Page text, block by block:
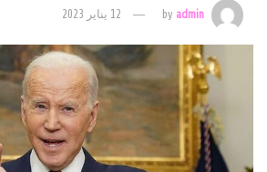
byadmin 12 يناير 2023